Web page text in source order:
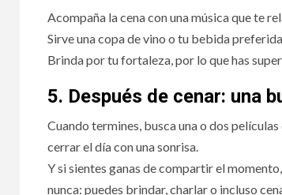
Acompaña la cena con una música que te
Sirve una copa de vino o tu bebida
Brinda por tu fortaleza, por lo que has
5. Después de cenar: una
Cuando termines, busca una o dos
cerrar el día con una sonrisa.
Y si sientes ganas de compartir el momento,
nunca: puedes brindar, charlar o incluso